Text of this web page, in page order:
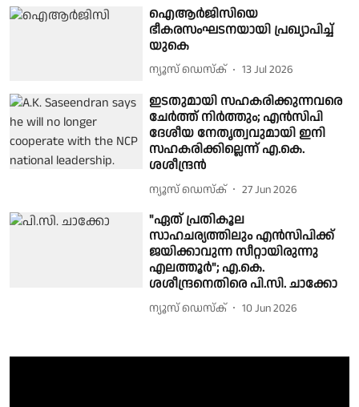
ഐആർജിസിയെ
ഭീകരസംഘടനയായി പ്രഖ്യാപിച്ച്
യുകെ
ന്യൂസ് ഡെസ്ക് 13 Jul 2026
ഇടതുമായി സഹകരിക്കുന്നവരെ
ചേർത്ത് നിർത്തും; എൻസിപി
ദേശീയ നേതൃത്വവുമായി ഇനി
സഹകരിക്കില്ലെന്ന് എ.കെ.
ശശീന്ദ്രൻ
ന്യൂസ് ഡെസ്ക് 27 Jun 2026
"ഏത് പ്രതികൂല
സാഹചര്യത്തിലും എൻസിപിക്ക്
ജയിക്കാവുന്ന സീറ്റായിരുന്നു
എലത്തൂർ"; എ.കെ.
ശശീന്ദ്രനെതിരെ പി.സി. ചാക്കോ
ന്യൂസ് ഡെസ്ക് 10 Jun 2026